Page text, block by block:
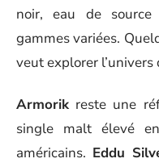
noir, eau de
gammes variées.
veut explorer
Armorik reste une
single malt élevé
américains. Eddu